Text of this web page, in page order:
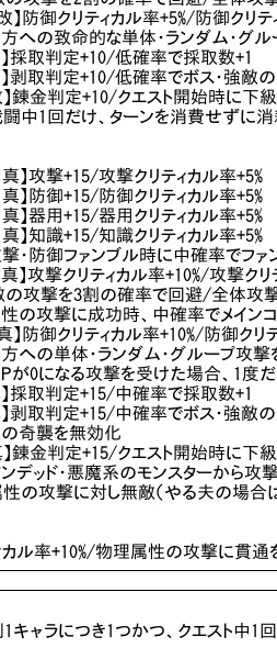
改】防御クリティカル率+5%/防御ク
味方への致命的な単体・ランダム・グ
】採取判定+10/低確率で採取数+1
】剥取判定+10/低確率でボス・強敵
】錬金判定+10/クエスト開始時に下
戦闘中1回だけ、ターンを消費せずに
真】攻撃+15/攻撃クリティカル率+5%
真】防御+15/防御クリティカル率+5%
真】器用+15/器用クリティカル率+5%
真】知識+15/知識クリティカル率+5%
撃・防御ファンブル時に中確率でフ
真】攻撃クリティカル率+10%/攻撃
】敵の攻撃を3割の確率で回避/全体
属性の攻撃に成功時、中確率でメイ
真】防御クリティカル率+10%/防御
味方への単体・ランダム・グループ攻
HPが0になる攻撃を受けた場合、1
】採取判定+15/中確率で採取数+1
】剥取判定+15/中確率でボス・強敵
の奇襲を無効化
】錬金判定+15/クエスト開始時に下
ンデッド・悪魔系のモンスターか
属性の攻撃に対し無敵（やる夫の
ティカル率+10%/物理属性の攻撃に
ャラにつき1つかつ、クエスト中1